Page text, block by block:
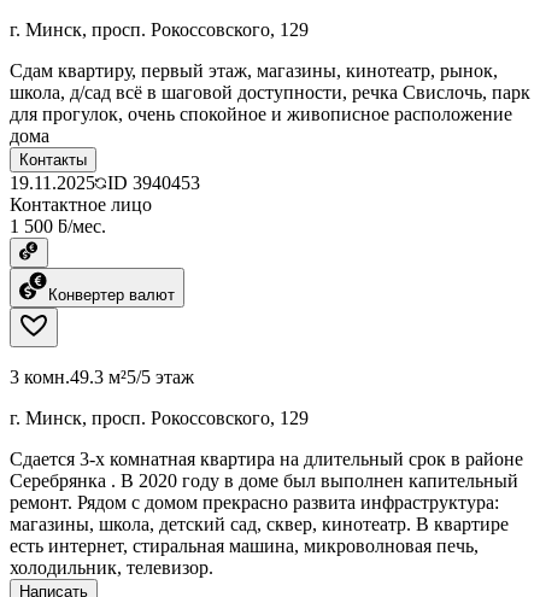
г. Минск, просп. Рокоссовского, 129
Сдам квартиру, первый этаж, магазины, кинотеатр, рынок,
школа, д/сад всё в шаговой доступности, речка Свислочь, парк
для прогулок, очень спокойное и живописное расположение
дома
Контакты
19.11.2025 ID 3940453
Контактное лицо
1 500 ƃ/мес.
Конвертер валют
3 комн.49.3 м²5/5 этаж
г. Минск, просп. Рокоссовского, 129
Сдается 3-х комнатная квартира на длительный срок в районе
Серебрянка . В 2020 году в доме был выполнен капительный
ремонт. Рядом с домом прекрасно развита инфраструктура:
магазины, школа, детский сад, сквер, кинотеатр. В квартире
есть интернет, стиральная машина, микроволновая печь,
холодильник, телевизор.
Написать